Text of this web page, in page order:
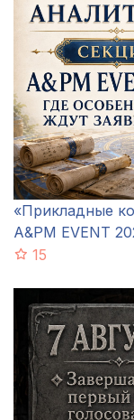
«Прикладные
A&PM EVENT
15